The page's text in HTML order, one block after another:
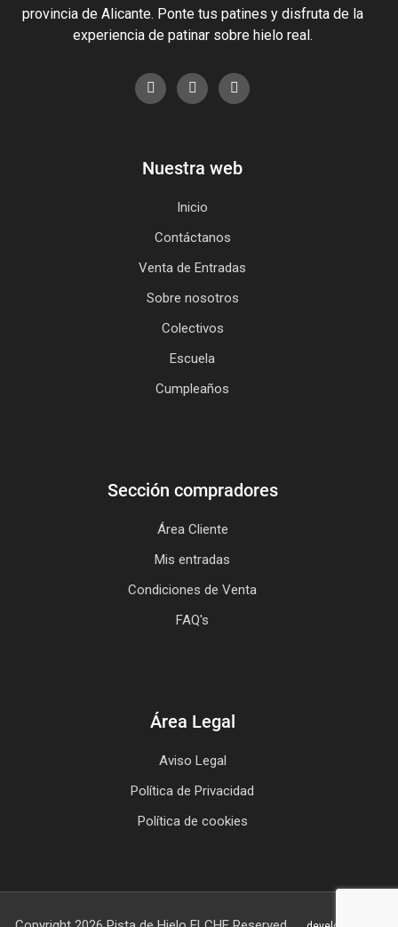
provincia de Alicante. Ponte tus patines y disfruta de la
experiencia de patinar sobre hielo real.
Nuestra web
Inicio
Contáctanos
Venta de Entradas
Sobre nosotros
Colectivos
Escuela
Cumpleaños
Sección compradores
Área Cliente
Mis entradas
Condiciones de Venta
FAQ's
Área Legal
Aviso Legal
Política de Privacidad
Política de cookies